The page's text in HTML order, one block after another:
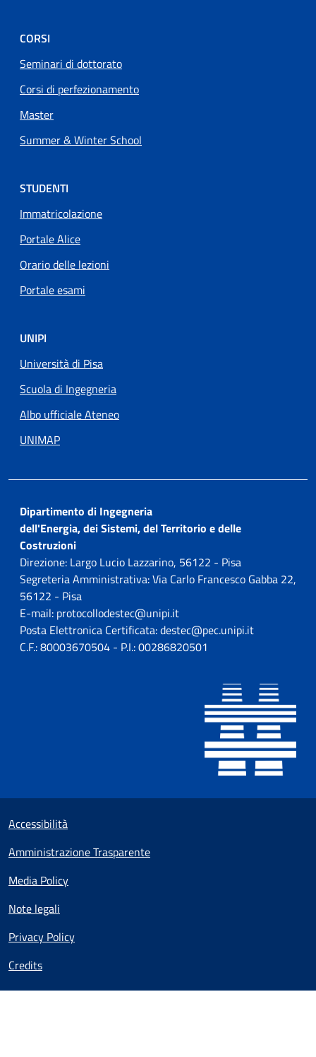
CORSI
Seminari di dottorato
Corsi di perfezionamento
Master
Summer & Winter School
STUDENTI
Immatricolazione
Portale Alice
Orario delle lezioni
Portale esami
UNIPI
Università di Pisa
Scuola di Ingegneria
Albo ufficiale Ateneo
UNIMAP
Dipartimento di Ingegneria
dell'Energia, dei Sistemi, del Territorio e delle
Costruzioni
Direzione: Largo Lucio Lazzarino, 56122 - Pisa
Segreteria Amministrativa: Via Carlo Francesco Gabba 22,
56122 - Pisa
E-mail: protocollodestec@unipi.it
Posta Elettronica Certificata: destec@pec.unipi.it
C.F.: 80003670504 - P.I.: 00286820501
Small prints
Sezione Link utili
Accessibilità
Amministrazione Trasparente
Media Policy
Note legali
Privacy Policy
Credits